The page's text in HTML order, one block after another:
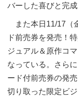
バーした喜びと完
また本日11/17（
ド前売券を発売！
ジュアル＆原作コ
なっている。さら
ード付前売券の発
切り取った限定ビ